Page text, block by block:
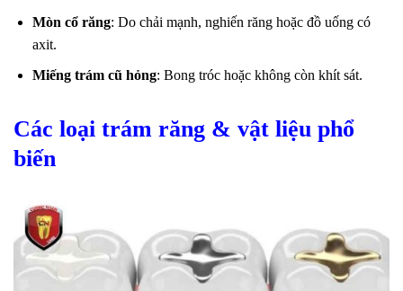
Mòn cổ răng: Do chải mạnh, nghiến răng hoặc đồ uống có
axit.
Miếng trám cũ hỏng: Bong tróc hoặc không còn khít sát.
Các loại trám răng & vật liệu phổ
biến